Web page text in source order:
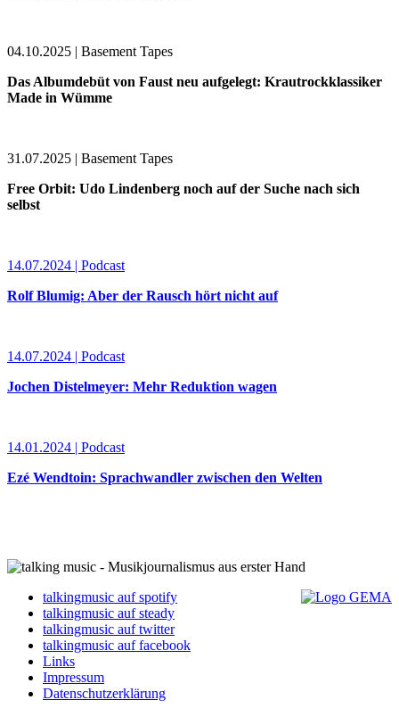
04.10.2025 | Basement Tapes
Das Albumdebüt von Faust neu aufgelegt: Krautrockklassiker
Made in Wümme
31.07.2025 | Basement Tapes
Free Orbit: Udo Lindenberg noch auf der Suche nach sich
selbst
14.07.2024 | Podcast
Rolf Blumig: Aber der Rausch hört nicht auf
14.07.2024 | Podcast
Jochen Distelmeyer: Mehr Reduktion wagen
14.01.2024 | Podcast
Ezé Wendtoin: Sprachwandler zwischen den Welten
talkingmusic auf spotify
talkingmusic auf steady
talkingmusic auf twitter
talkingmusic auf facebook
Links
Impressum
Datenschutzerklärung